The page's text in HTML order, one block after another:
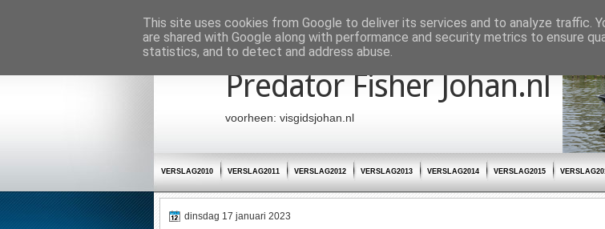
Startpagina
Predator Fisher Johan.nl
voorheen: visgidsjohan.nl
VERSLAG2010 VERSLAG2011 VERSLAG2012 VERSLAG2013 VERSLAG2014 VERSLAG2015
dinsdag 17 januari 2023
This site uses cookies from Google to deliver its services and to analyze traffic.
are shared with Google along with performance and security metrics to ensure
statistics, and to detect and address abuse.